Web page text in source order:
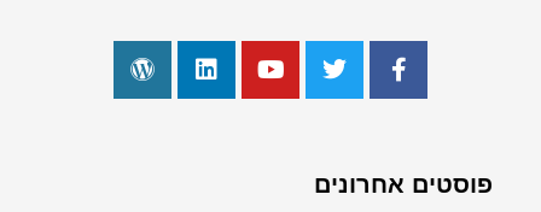
פוסטים אחרונים